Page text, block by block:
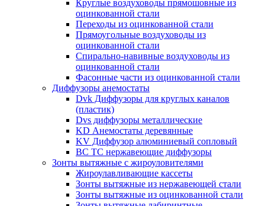
Круглые воздуховоды прямошовные из
оцинкованной стали
Переходы из оцинкованной стали
Прямоугольные воздуховоды из
оцинкованной стали
Спирально-навивные воздуховоды из
оцинкованной стали
Фасонные части из оцинкованной стали
Диффузоры анемостаты
Dvk Диффузоры для круглых каналов
(пластик)
Dvs диффузоры металлические
KD Анемостаты деревянные
KV Диффузор алюминиевый сопловый
ВС ТС нержавеющие диффузоры
Зонты вытяжные с жироуловителями
Жироулавливающие кассеты
Зонты вытяжные из нержавеющей стали
Зонты вытяжные из оцинкованной стали